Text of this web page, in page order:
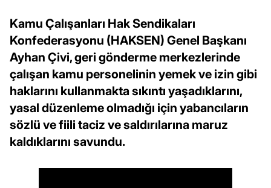
Kamu Çalışanları Hak Sendikaları
Konfederasyonu (HAKSEN) Genel Başkanı
Ayhan Çivi, geri gönderme merkezlerinde
çalışan kamu personelinin yemek ve izin gibi
haklarını kullanmakta sıkıntı yaşadıklarını,
yasal düzenleme olmadığı için yabancıların
sözlü ve fiili taciz ve saldırılarına maruz
kaldıklarını savundu.